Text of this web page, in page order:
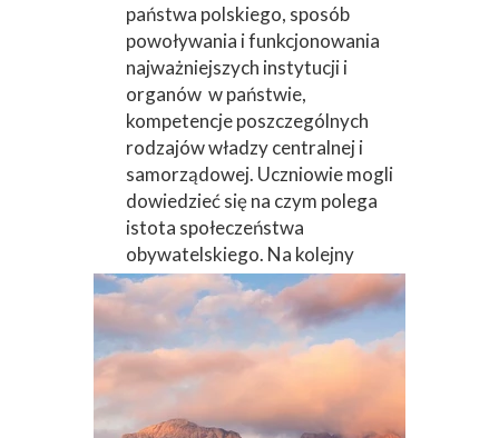
państwa polskiego, sposób
powoływania i funkcjonowania
najważniejszych instytucji i
organów w państwie,
kompetencje poszczególnych
rodzajów władzy centralnej i
samorządowej. Uczniowie mogli
dowiedzieć się na czym polega
istota społeczeństwa
obywatelskiego. Na kolejny
wykład zapraszamy 8 maja.
Tematem wiodącym kolejnego
spotkania będzie
funkcjonowanie społeczeństwa
(podstawy socjologii).